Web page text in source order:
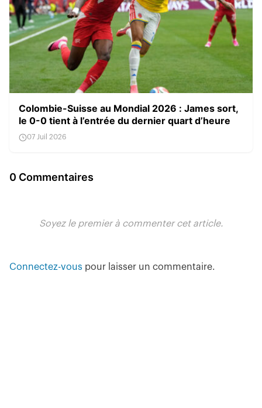
Colombie-Suisse au Mondial 2026 : James sort,
le 0-0 tient à l’entrée du dernier quart d’heure
07 Juil 2026
0 Commentaires
Soyez le premier à commenter cet article.
Connectez-vous pour laisser un commentaire.